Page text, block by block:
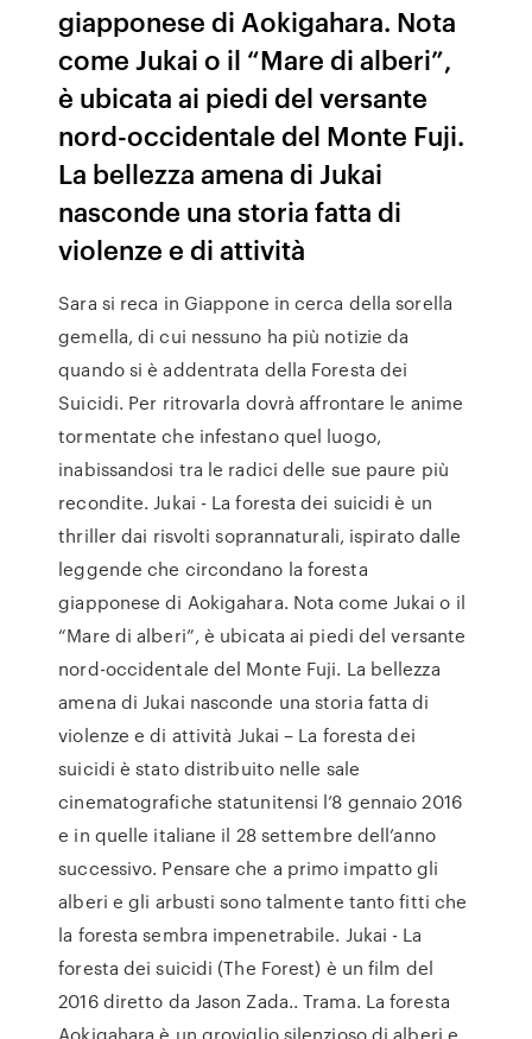
giapponese di Aokigahara. Nota
come Jukai o il “Mare di alberi”,
è ubicata ai piedi del versante
nord-occidentale del Monte Fuji.
La bellezza amena di Jukai
nasconde una storia fatta di
violenze e di attività
Sara si reca in Giappone in cerca della sorella
gemella, di cui nessuno ha più notizie da
quando si è addentrata della Foresta dei
Suicidi. Per ritrovarla dovrà affrontare le anime
tormentate che infestano quel luogo,
inabissandosi tra le radici delle sue paure più
recondite. Jukai - La foresta dei suicidi è un
thriller dai risvolti soprannaturali, ispirato dalle
leggende che circondano la foresta
giapponese di Aokigahara. Nota come Jukai o il
“Mare di alberi”, è ubicata ai piedi del versante
nord-occidentale del Monte Fuji. La bellezza
amena di Jukai nasconde una storia fatta di
violenze e di attività Jukai – La foresta dei
suicidi è stato distribuito nelle sale
cinematografiche statunitensi l’8 gennaio 2016
e in quelle italiane il 28 settembre dell’anno
successivo. Pensare che a primo impatto gli
alberi e gli arbusti sono talmente tanto fitti che
la foresta sembra impenetrabile. Jukai - La
foresta dei suicidi (The Forest) è un film del
2016 diretto da Jason Zada.. Trama. La foresta
Aokigahara è un groviglio silenzioso di alberi e